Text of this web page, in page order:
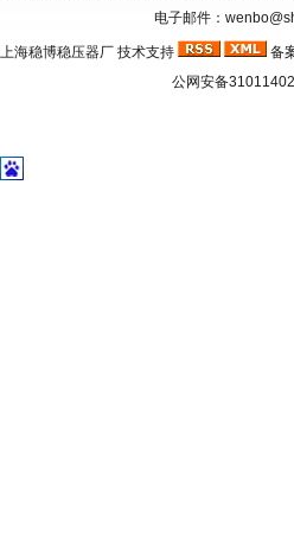
电子邮件：
上海稳博稳压器厂 技术支持 备
公网安备